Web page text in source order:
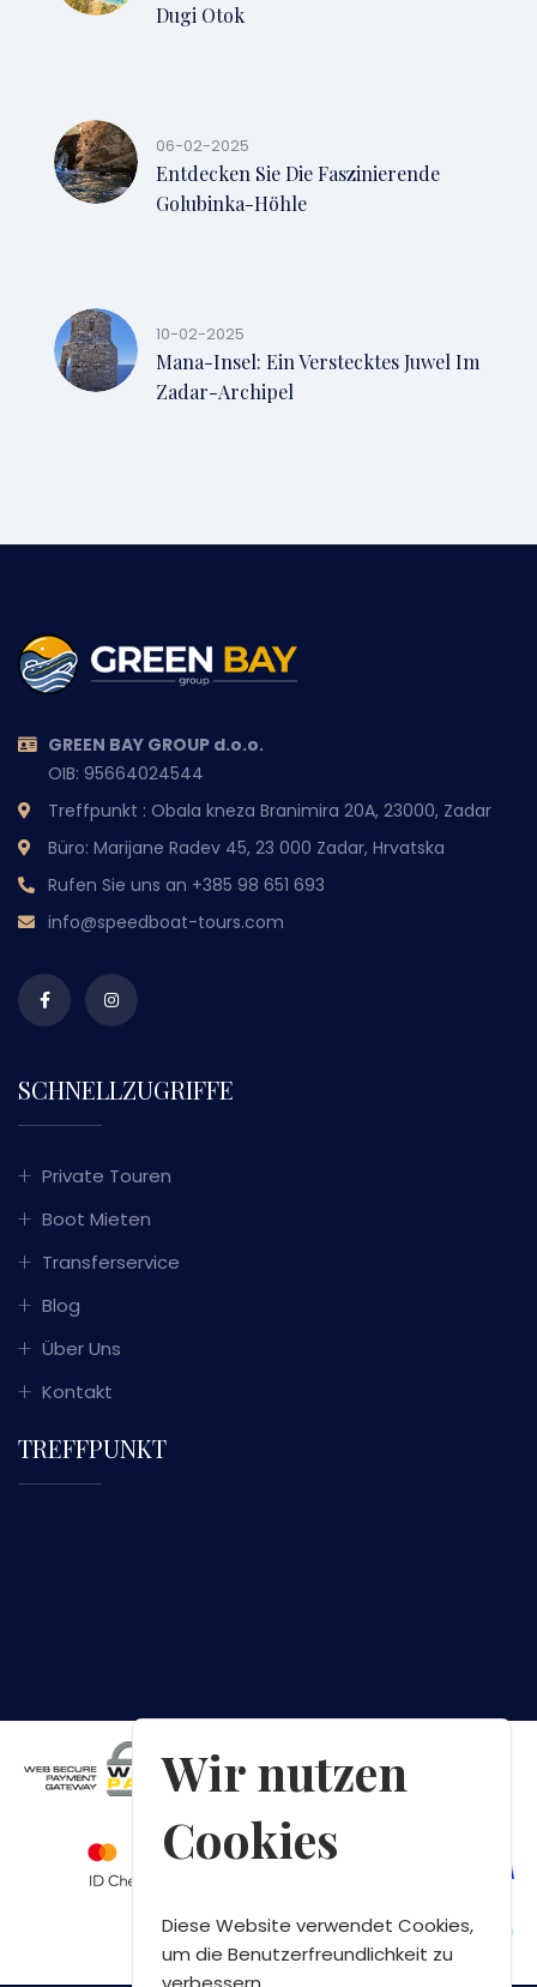
Dugi Otok
06-02-2025
Entdecken Sie Die Faszinierende
Golubinka-Höhle
10-02-2025
Mana-Insel: Ein Verstecktes Juwel Im
Zadar-Archipel
GREEN BAY GROUP d.o.o.
OIB: 95664024544
Treffpunkt : Obala kneza Branimira 20A, 23000, Zadar
Büro: Marijane Radev 45, 23 000 Zadar, Hrvatska
Rufen Sie uns an +385 98 651 693
info@speedboat-tours.com
SCHNELLZUGRIFFE
Private Touren
Boot Mieten
Transferservice
Blog
Über Uns
Kontakt
TREFFPUNKT
Wir nutzen
Cookies
Diese Website verwendet Cookies,
um die Benutzerfreundlichkeit zu